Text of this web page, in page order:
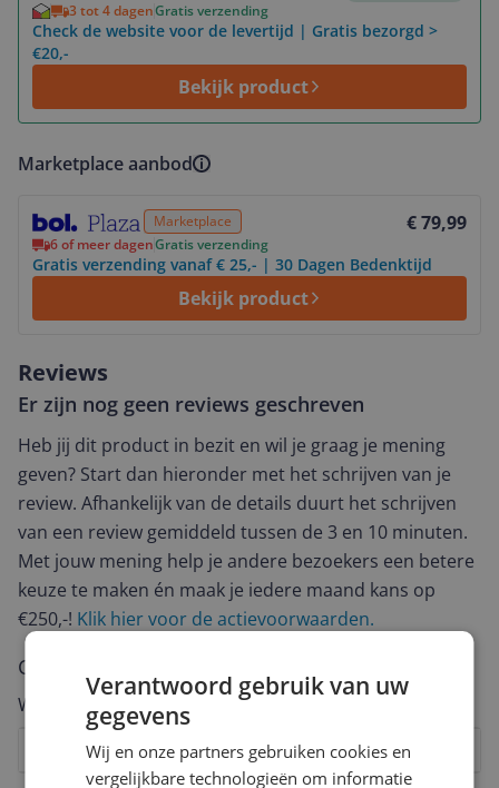
3 tot 4 dagenGratis verzending
Check de website voor de levertijd | Gratis bezorgd >
€20,-
Bekijk product
Marketplace aanbod
Marketplace € 79,99
6 of meer dagenGratis verzending
Gratis verzending vanaf € 25,- | 30 Dagen Bedenktijd
Bekijk product
Reviews
Er zijn nog geen reviews geschreven
Heb jij dit product in bezit en wil je graag je mening
geven? Start dan hieronder met het schrijven van je
review. Afhankelijk van de details duurt het schrijven
van een review gemiddeld tussen de 3 en 10 minuten.
Met jouw mening help je andere bezoekers een betere
keuze te maken én maak je iedere maand kans op
€250,-! Klik hier voor de actievoorwaarden.
Cijfer
Welk cijfer geef jij dit product?
9
8
7
6
5
4
3
2
Verantwoord gebruik van uw
gegevens
Wij en onze partners gebruiken cookies en
vergelijkbare technologieën om informatie